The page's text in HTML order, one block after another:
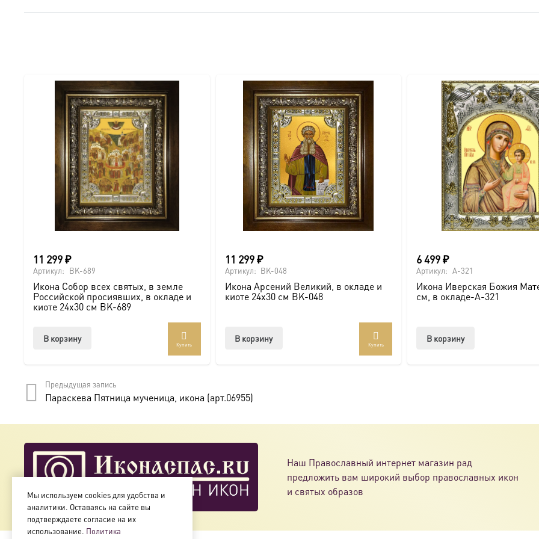
Эта икона станет прекрасным духовным подарком:
● На день Ангела (именины) — в честь небесного покровителя.
● На Крещение ребенка или взрослого.
● На день рождения как символ защиты и заступничества.
● На венчание или годовщину брака (для парных икон или образов покровителей семьи).
● На новоселье для освящения домашнего очага.
Доставка и заказ:
Мы предлагаем купить икону в Москве с доставкой по России. Также можно заказать икону в окладе и киоте.
Доступна в стандартных размерах или может быть изготовлена под заказ по вашим размерам.
Подписывайтесь на нашу группу ВКонтакте:
11 299₽
Артикул: BK-689
Икона Собор всех святых, в земле
Российской просиявших, в окладе и
киоте 24х30 см BK-689
В корзину
Купить
11 299₽
Артикул: BK-048
Икона Арсений Великий, в окладе и
киоте 24х30 см BK-048
В корзину
Купить
6 499₽
Артикул: A-321
Икона Иверская Божия
см, в окладе-A-321
В корзину
Предыдущая запись
Параскева Пятница мученица, икона (арт.06955)
Наш Православный интернет магазин рад
предложить вам широкий выбор православных икон
и святых образов
Мы используем cookies для удобства и
аналитики. Оставаясь на сайте вы
подтверждаете согласие на их
использование. Политика